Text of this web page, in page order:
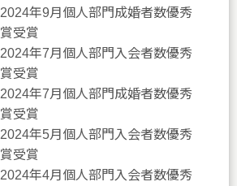
2024年9月個人部門成婚者数優秀
賞受賞
2024年7月個人部門入会者数優秀
賞受賞
2024年7月個人部門成婚者数優秀
賞受賞
2024年5月個人部門入会者数優秀
賞受賞
2024年4月個人部門入会者数優秀